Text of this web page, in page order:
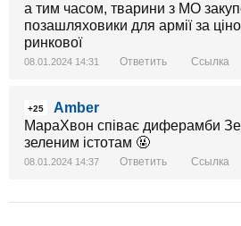
а тим часом, тварини з МО
позашляховики для армії за
ринкової
08.01.2024 14:31 Ответить Ссылка
+25
Amber
МараХвон співає диферамби
зеленим істотам 🤬
08.01.2024 14:37 Ответить Ссылка